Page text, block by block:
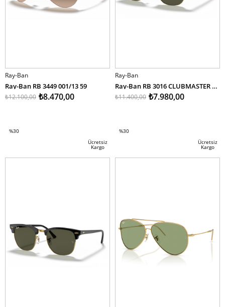
Ray-Ban
Ray-Ban RB 3449 001/13 59
₺8.470,00
₺12.100,00
%30
Ücretsiz
Kargo
Ray-Ban
Ray-Ban RB 3016 CLUBMASTER W0366 51
₺7.980,00
₺11.400,00
%30
Ücretsiz
Kargo